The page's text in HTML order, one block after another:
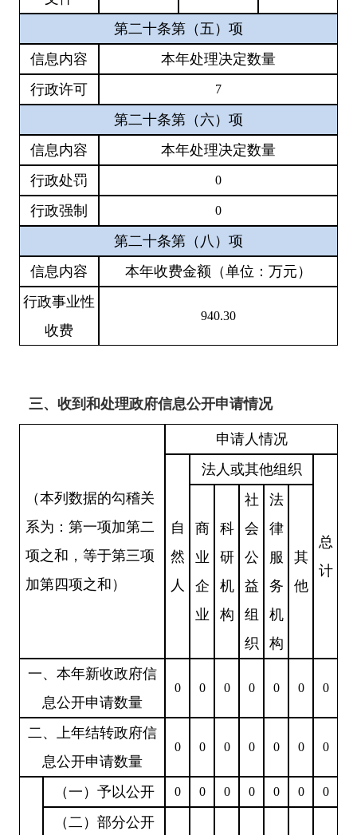
第二十条第（五）项
信息内容
本年处理决定数量
行政许可
7
第二十条第（六）项
信息内容
本年处理决定数量
行政处罚
0
行政强制 0
第二十条第（八）项
信息内容
本年收费金额（单位：万元）
行政事业性
收费
940.30
三、收到和处理政府信息公开申请情况
（本列数据的勾稽关
系为：第一项加第二
项之和，等于第三项
加第四项之和）
申请人情况
自
然
人
法人或其他组织
总
计
商
业
企
业
科
研
机
构
社
会
公
益
组
织
法
律
服
务
机
构
其
他
一、本年新收政府信
息公开申请数量
0 0 0 0 0 0 0
二、上年结转政府信
息公开申请数量
0 0 0 0 0 0 0
（一）予以公开 0 0 0 0 0 0 0
（二）部分公开